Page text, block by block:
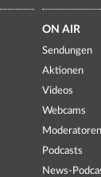
ON AIR
Sendungen
Aktionen
Videos
Webcams
Podcasts
News-